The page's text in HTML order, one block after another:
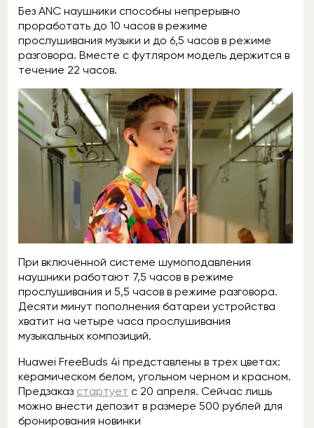
Без ANC наушники способны непрерывно
проработать до 10 часов в режиме
прослушивания музыки и до 6,5 часов в режиме
разговора. Вместе с футляром модель держится в
течение 22 часов.
При включённой системе шумоподавления
наушники работают 7,5 часов в режиме
прослушивания и 5,5 часов в режиме разговора.
Десяти минут пополнения батареи устройства
хватит на четыре часа прослушивания
музыкальных композиций.
Huawei FreeBuds 4i представлены в трех цветах:
керамическом белом, угольном черном и красном.
Предзаказ стартует с 20 апреля. Сейчас лишь
можно внести депозит в размере 500 рублей для
бронирования новинки